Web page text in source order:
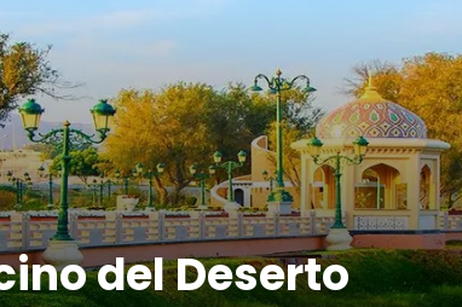
del Deserto